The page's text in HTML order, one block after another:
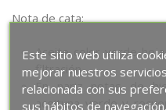
Nota de cata:
Aceite color verde
filtración.
En nariz notas de
aceituna verde y
Este sitio web utiliza
mejorar nuestros
relacionada con sus
sus hábitos de